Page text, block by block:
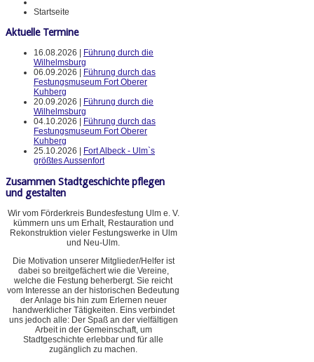
Startseite
Aktuelle Termine
16.08.2026 |
Führung durch die
Wilhelmsburg
06.09.2026 |
Führung durch das
Festungsmuseum Fort Oberer
Kuhberg
20.09.2026 |
Führung durch die
Wilhelmsburg
04.10.2026 |
Führung durch das
Festungsmuseum Fort Oberer
Kuhberg
25.10.2026 |
Fort Albeck - Ulm`s
größtes Aussenfort
Zusammen Stadtgeschichte pflegen
und gestalten
Wir vom Förderkreis Bundesfestung Ulm e. V.
kümmern uns um Erhalt, Restauration und
Rekonstruktion vieler Festungswerke in Ulm
und Neu-Ulm.
Die Motivation unserer Mitglieder/Helfer ist
dabei so breitgefächert wie die Vereine,
welche die Festung beherbergt. Sie reicht
vom Interesse an der historischen Bedeutung
der Anlage bis hin zum Erlernen neuer
handwerklicher Tätigkeiten. Eins verbindet
uns jedoch alle: Der Spaß an der vielfältigen
Arbeit in der Gemeinschaft, um
Stadtgeschichte erlebbar und für alle
zugänglich zu machen.